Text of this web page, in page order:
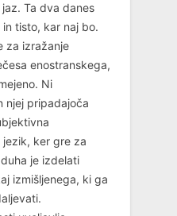
Ta dva danes
tisto, kar naj bo.
za izražanje
enostranskega,
Ni
njej pripadajoča
ker gre za
je izdelati
izmišljenega, ki ga